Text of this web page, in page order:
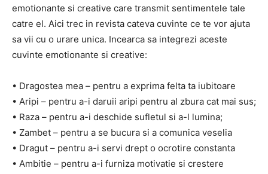
emotionante si creative care transmit sentimentele tale
catre el. Aici trec in revista cateva cuvinte ce te vor ajuta
sa vii cu o urare unica. Incearca sa integrezi aceste
cuvinte emotionante si creative:
• Dragostea mea – pentru a exprima felta ta iubitoare
• Aripi – pentru a-i daruii aripi pentru al zbura cat mai sus;
• Raza – pentru a-i deschide sufletul si a-l lumina;
• Zambet – pentru a se bucura si a comunica veselia
• Dragut – pentru a-i servi drept o ocrotire constanta
• Ambitie – pentru a-i furniza motivatie si crestere